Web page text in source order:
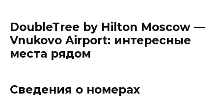
DoubleTree by Hilton Moscow —
Vnukovo Airport: интересные
места рядом
Сведения о номерах